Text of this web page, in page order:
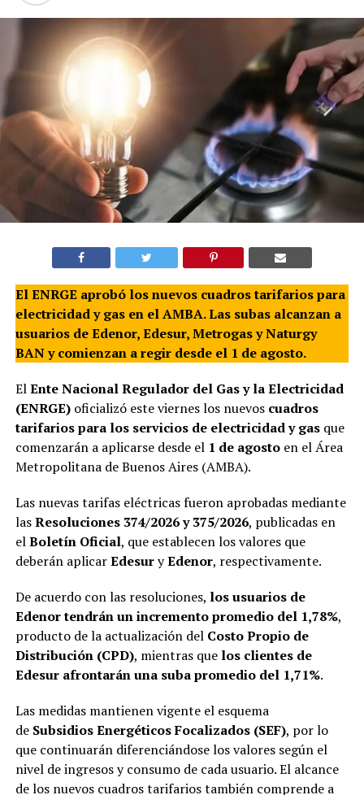
El ENRGE aprobó los nuevos cuadros tarifarios para
electricidad y gas en el AMBA. Las subas alcanzan a
usuarios de Edenor, Edesur, Metrogas y Naturgy
BAN y comienzan a regir desde el 1 de agosto.
ElEnte Nacional Regulador del Gas y la Electricidad
(ENRGE)oficializó este viernes los nuevos cuadros
tarifarios para los servicios de electricidad y gasque
comenzarán a aplicarse desde el 1 de agostoen el Área
Metropolitana de Buenos Aires (AMBA).
Las nuevas tarifas eléctricas fueron aprobadas mediante
lasResoluciones 374/2026 y 375/2026, publicadas en
elBoletín Oficial, que establecen los valores que
deberán aplicarEdesuryEdenor, respectivamente.
De acuerdo con las resoluciones, los usuarios de
Edenor tendrán un incremento promedio del 1,78%,
producto de la actualización del Costo Propio de
Distribución (CPD), mientras que los clientes de
Edesur afrontarán una suba promedio del 1,71%.
Las medidas mantienen vigente el esquema
de Subsidios Energéticos Focalizados (SEF), por lo
que continuarán diferenciándose los valores según el
nivel de ingresos y consumo de cada usuario. El alcance
de los nuevos cuadros tarifarios también comprende a